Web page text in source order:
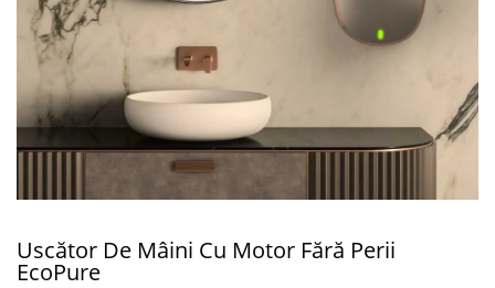
Uscător De Mâini Cu Motor Fără Perii
EcoPure